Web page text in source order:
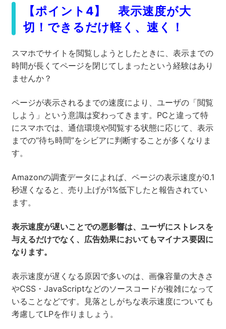
【ポイント4】 表示速度が大
切！できるだけ軽く、速く！
スマホでサイトを閲覧しようとしたときに、表示までの
時間が長くてページを閉じてしまったという経験はあり
ませんか？
ページが表示されるまでの速度により、ユーザの「閲覧
しよう」という意識は変わってきます。PCと違って特
にスマホでは、通信環境や閲覧する状態に応じて、表示
までの“待ち時間”をシビアに判断することが多くなりま
す。
Amazonの調査データによれば、ページの表示速度が0.1
秒遅くなると、売り上げが1%低下したと報告されてい
ます。
表示速度が遅いことでの悪影響は、ユーザにストレスを
与えるだけでなく、広告効果においてもマイナス要因に
なります。
表示速度が遅くなる原因で多いのは、画像容量の大きさ
やCSS・JavaScriptなどのソースコードが複雑になって
いることなどです。見落としがちな表示速度についても
考慮してLPを作りましょう。